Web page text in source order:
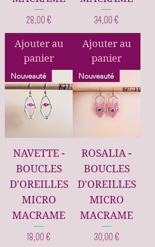
Prix
28,00 €
Ajouter au
panier
Prix
34,00 €
Ajouter au
panier
Nouveauté
NAVETTE -
BOUCLES
D'OREILLES
MICRO
MACRAME
Prix
18,00 €
Nouveauté
ROSALIA -
BOUCLES
D'OREILLES
MICRO
MACRAME
Prix
30,00 €